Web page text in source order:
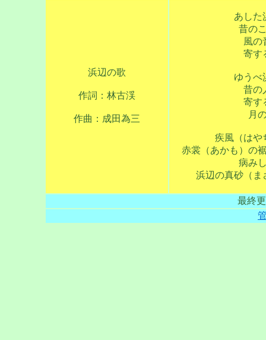
浜辺の歌
作詞：林古渓
作曲：成田為三
あし
昔の
風
寄す
ゆう
昔の
寄す
月
疾風（は
赤裳（あかも）の
病み
浜辺の真砂（
最終更